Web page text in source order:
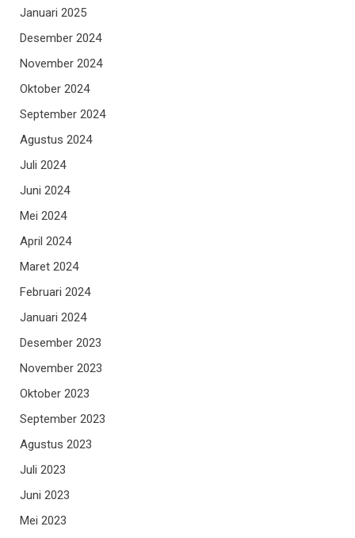
Januari 2025
Desember 2024
November 2024
Oktober 2024
September 2024
Agustus 2024
Juli 2024
Juni 2024
Mei 2024
April 2024
Maret 2024
Februari 2024
Januari 2024
Desember 2023
November 2023
Oktober 2023
September 2023
Agustus 2023
Juli 2023
Juni 2023
Mei 2023